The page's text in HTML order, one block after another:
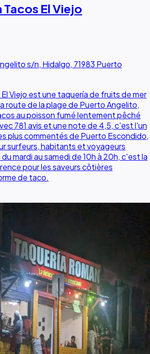
El Viejo
s/n, Hidalgo, 71983 Puerto
Viejo est une taquería de fruits de mer
route de la plage de Puerto Angelito,
au poisson fumé lentement pêché
781 avis et une note de 4,5, c'est l'un
plus commentés de Puerto Escondido,
surfeurs, habitants et voyageurs
mardi au samedi de 10h à 20h, c'est la
pour les saveurs côtières
de taco.